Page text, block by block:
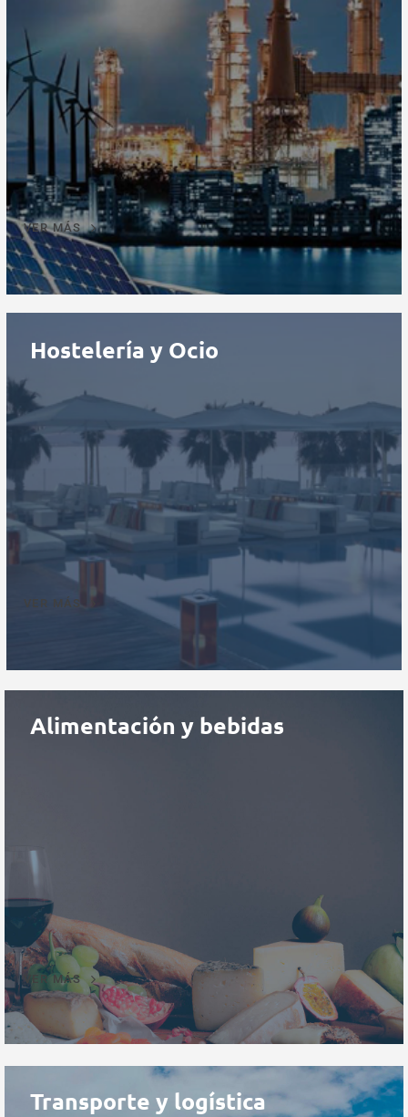
VER MÁS
Hostelería y Ocio
VER MÁS
Alimentación y bebidas
VER MÁS
Transporte y logística